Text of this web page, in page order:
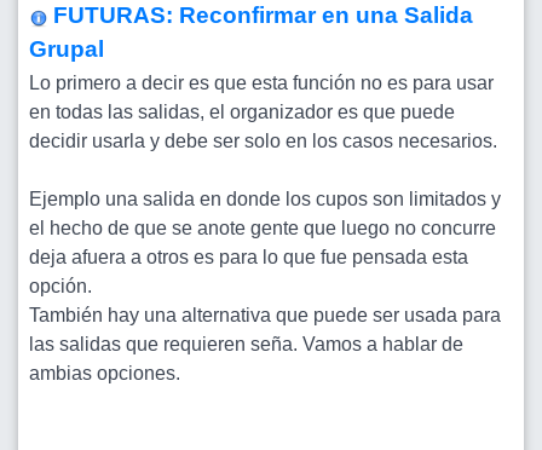
FUTURAS: Reconfirmar en una Salida
Grupal
Lo primero a decir es que esta función no es para usar
en todas las salidas, el organizador es que puede
decidir usarla y debe ser solo en los casos necesarios.
Ejemplo una salida en donde los cupos son limitados y
el hecho de que se anote gente que luego no concurre
deja afuera a otros es para lo que fue pensada esta
opción.
También hay una alternativa que puede ser usada para
las salidas que requieren seña. Vamos a hablar de
ambias opciones.